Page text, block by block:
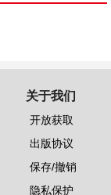
关于我们
开放获取
出版协议
保存/撤销
隐私保护